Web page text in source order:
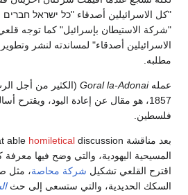
"كل الاسرائيلين أصدقاء "כל ישראל חברים
"شركة الاستيطان بإسرائيل" كما توجه
الاسرائيلين أصدقاء" لمساندته لنشر
مطلبه.
عملهGoral la-Adonai (الكثير من أجل
1857، هو مقال عن إعادة اليود،
فلسطين.
بعد مناقشة somewhat able homiletical
المسيحية اليهودية، والتي وضح فيها معرفة
اقترح القلعي تشكيل شركة محاصة، مثل
السكك الحديدية، والتي ستسعى إلى حث